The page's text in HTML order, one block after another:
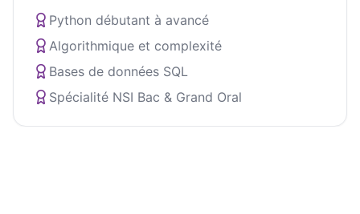
Python débutant à avancé
Algorithmique et complexité
Bases de données SQL
Spécialité NSI Bac & Grand Oral